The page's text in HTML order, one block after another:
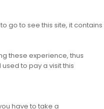
go to see this site, it contains
these experience, thus
to pay a visit this
have to take a